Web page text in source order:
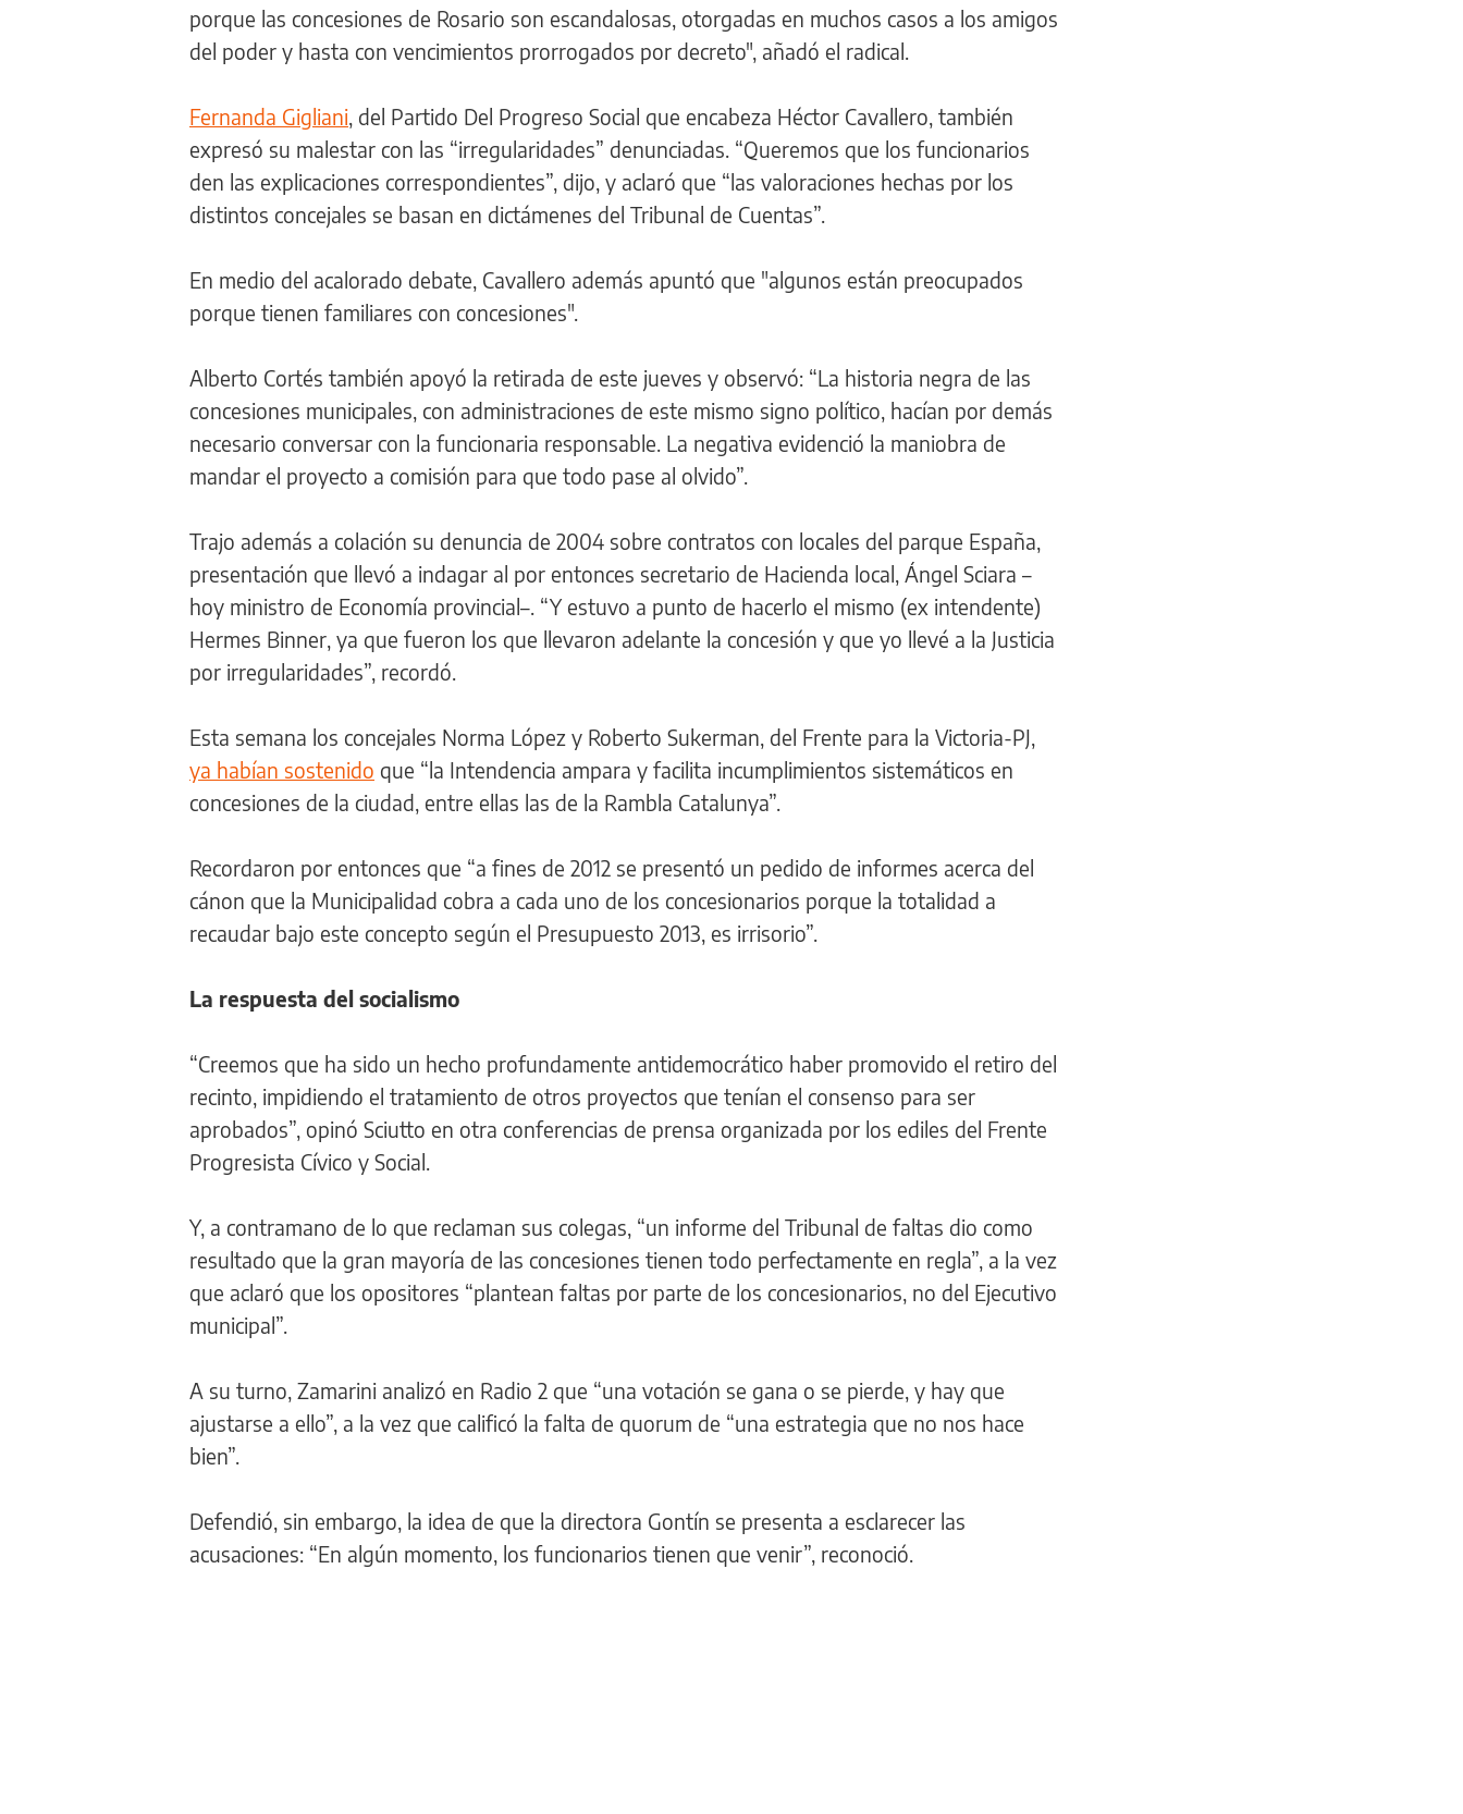
porque las concesiones de Rosario son escandalosas, otorgadas en muchos casos a los amigos
del poder y hasta con vencimientos prorrogados por decreto", añadó el radical.
Fernanda Gigliani , del Partido Del Progreso Social que encabeza Héctor Cavallero, también
expresó su malestar con las “irregularidades” denunciadas. “Queremos que los funcionarios
den las explicaciones correspondientes”, dijo, y aclaró que “las valoraciones hechas por los
distintos concejales se basan en dictámenes del Tribunal de Cuentas”.
En medio del acalorado debate, Cavallero además apuntó que "algunos están preocupados
porque tienen familiares con concesiones".
Alberto Cortés también apoyó la retirada de este jueves y observó: “La historia negra de las
concesiones municipales, con administraciones de este mismo signo político, hacían por demás
necesario conversar con la funcionaria responsable. La negativa evidenció la maniobra de
mandar el proyecto a comisión para que todo pase al olvido”.
Trajo además a colación su denuncia de 2004 sobre contratos con locales del parque España,
presentación que llevó a indagar al por entonces secretario de Hacienda local, Ángel Sciara –
hoy ministro de Economía provincial–. “Y estuvo a punto de hacerlo el mismo (ex intendente)
Hermes Binner, ya que fueron los que llevaron adelante la concesión y que yo llevé a la Justicia
por irregularidades”, recordó.
Esta semana los concejales Norma López y Roberto Sukerman, del Frente para la Victoria-PJ,
ya habían sostenido que “la Intendencia ampara y facilita incumplimientos sistemáticos en
concesiones de la ciudad, entre ellas las de la Rambla Catalunya”.
Recordaron por entonces que “a fines de 2012 se presentó un pedido de informes acerca del
cánon que la Municipalidad cobra a cada uno de los concesionarios porque la totalidad a
recaudar bajo este concepto según el Presupuesto 2013, es irrisorio”.
La respuesta del socialismo
“Creemos que ha sido un hecho profundamente antidemocrático haber promovido el retiro del
recinto, impidiendo el tratamiento de otros proyectos que tenían el consenso para ser
aprobados”, opinó Sciutto en otra conferencias de prensa organizada por los ediles del Frente
Progresista Cívico y Social.
Y, a contramano de lo que reclaman sus colegas, “un informe del Tribunal de faltas dio como
resultado que la gran mayoría de las concesiones tienen todo perfectamente en regla”, a la vez
que aclaró que los opositores “plantean faltas por parte de los concesionarios, no del Ejecutivo
municipal”.
A su turno, Zamarini analizó en Radio 2 que “una votación se gana o se pierde, y hay que
ajustarse a ello”, a la vez que calificó la falta de quorum de “una estrategia que no nos hace
bien”.
Defendió, sin embargo, la idea de que la directora Gontín se presenta a esclarecer las
acusaciones: “En algún momento, los funcionarios tienen que venir”, reconoció.